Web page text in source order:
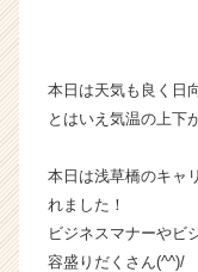
本日は天気も良く日
とはいえ気温の上下
本日は浅草橋のキャ
れました！
ビジネスマナーやビ
容盛りだくさん(^^)/